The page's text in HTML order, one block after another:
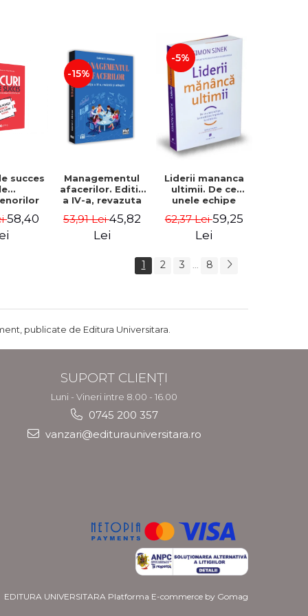
succes
sa-ti
58,40
-15%
Managementul
afacerilor. Editia
a IV-a, revazuta
Gabriel I. Nastase
53,91 Lei45,82
Lei
-5%
Liderii mananca
ultimii. De ce
unele echipe
impreuna, iar
altele nu. Editia a
62,37 Lei59,25
Lei
1 2 3 8
publicate de Editura Universitara.
SUPORT CLIENȚI
Luni - Vineri intre 8.00 - 16.00
0745 200 357
vanzari@editurauniversitara.ro
EDITURA UNIVERSITARA Platforma E-commerce by Gomag